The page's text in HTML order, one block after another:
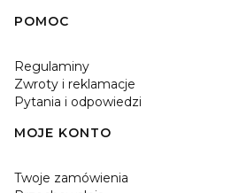
Linki w stopce
POMOC
Regulaminy
Zwroty i reklamacje
Pytania i odpowiedzi
MOJE KONTO
Twoje zamówienia